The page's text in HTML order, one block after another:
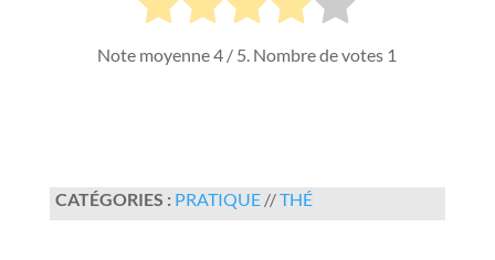
Note moyenne4 / 5. Nombre de votes 1
CATÉGORIES : PRATIQUE//THÉ